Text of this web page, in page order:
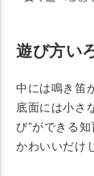
遊び方い
中には鳴き笛
底面には小さ
び”ができる知
かわいいだけ